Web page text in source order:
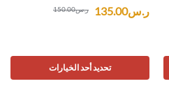
ر.س150.00 ر.س135.00
تحديد أحد الخيارات